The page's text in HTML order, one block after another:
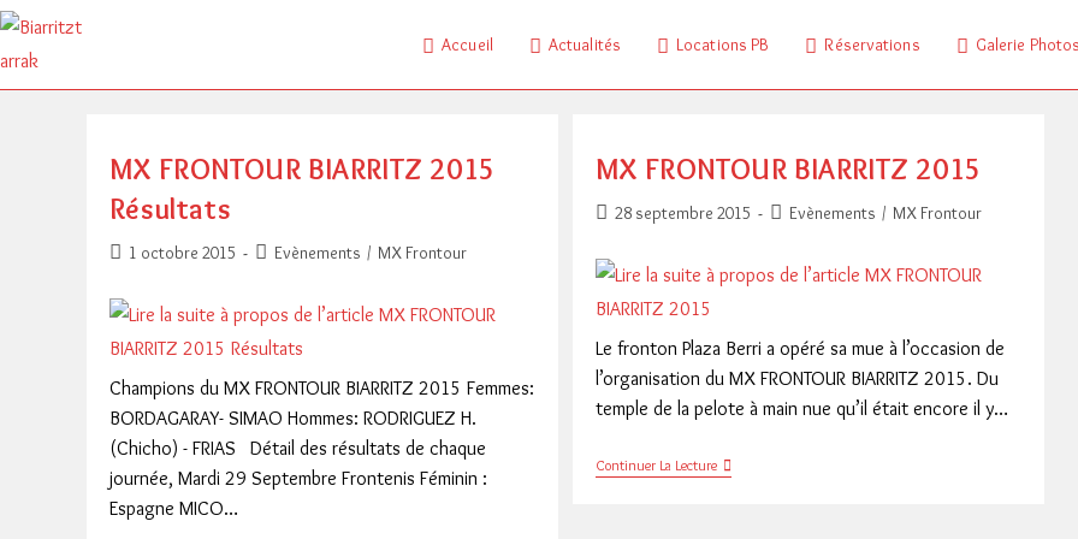
Skip
content
Accueil Actualités Locations PB Réservations Galerie Photos
MX FRONTOUR BIARRITZ 2015
Résultats
Publication
1 octobre 2015
PostEvènements / MX Frontour
Champions du MX FRONTOUR BIARRITZ 2015 Femmes:
BORDAGARAY- SIMAO Hommes: RODRIGUEZ H.
(Chicho) - FRIAS Détail des résultats de chaque
journée, Mardi 29 Septembre Frontenis Féminin :
Espagne MICO…
MX FRONTOUR BIARRITZ 2015
Publication
28 septembre 2015
PostEvènements / MX Frontour
Le fronton Plaza Berri a opéré sa mue à l’occasion de
l’organisation du MX FRONTOUR BIARRITZ 2015. Du
temple de la pelote à main nue qu’il était encore il y…
Continuer La LectureMX
FRONTOUR